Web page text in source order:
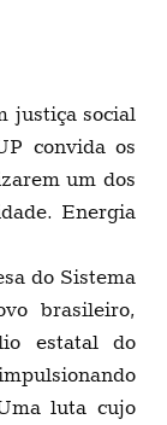
justiça social
convida os
um dos
Energia
do Sistema
brasileiro,
estatal do
luta cujo